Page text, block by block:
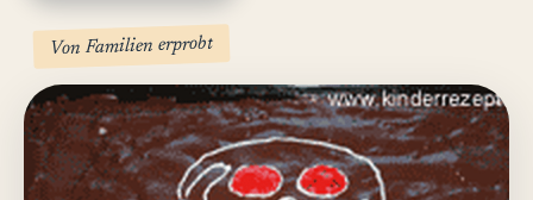
Von Familien erprobt